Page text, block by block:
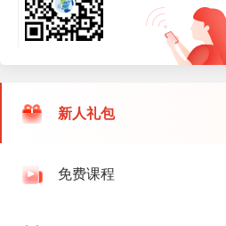
新人礼包
免费课程